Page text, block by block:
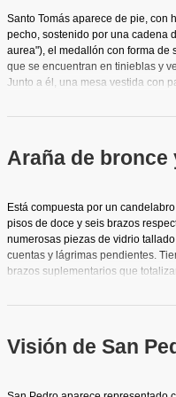
Santo Tomás aparece de pie, con
pecho, sostenido por una cadena
aurea"), el medallón con forma de
que se encuentran en tinieblas y
Junto a él, una mesa vestida con
pluma de ave con la que escribirá
al oido del santo. Se observa
báculo espiscopales, símbolos de
elementos representativos, junto
iconografía habitual del santo. Al
Araña de bronce
Está compuesta por un
pisos de doce y seis brazos
numerosas piezas de vidrio
cuentas y lágrimas pendientes.
brazos suplementarios que
Visión de San